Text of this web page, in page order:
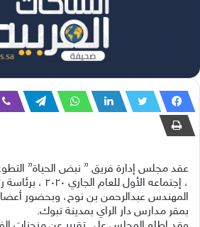
عقد مجلس إدارة فريق ” نبض الحياة”
، إجتماعه الأول
المهندس عبدالرحمن بن نوح، وبحضور
بمقر مدارس دار الراي بمدينة تبوك.